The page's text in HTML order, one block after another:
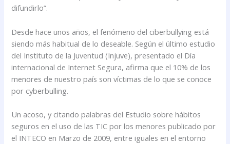
difundirlo”.
Desde hace unos años, el fenómeno del ciberbullying está
siendo más habitual de lo deseable. Según el último estudio
del Instituto de la Juventud (Injuve), presentado el Día
internacional de Internet Segura, afirma que el 10% de los
menores de nuestro país son víctimas de lo que se conoce
por cyberbulling.
Un acoso, y citando palabras del Estudio sobre hábitos
seguros en el uso de las TIC por los menores publicado por
el INTECO en Marzo de 2009, entre iguales en el entorno